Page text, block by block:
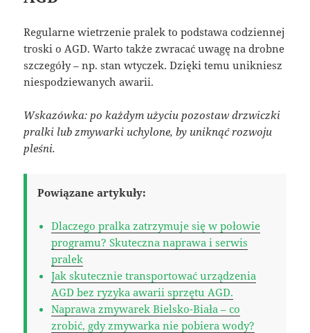
Regularne wietrzenie pralek to podstawa codziennej
troski o AGD. Warto także zwracać uwagę na drobne
szczegóły – np. stan wtyczek. Dzięki temu unikniesz
niespodziewanych awarii.
Wskazówka: po każdym użyciu pozostaw drzwiczki
pralki lub zmywarki uchylone, by uniknąć rozwoju
pleśni.
Powiązane artykuły:
Dlaczego pralka zatrzymuje się w połowie
programu? Skuteczna naprawa i serwis
pralek
Jak skutecznie transportować urządzenia
AGD bez ryzyka awarii sprzętu AGD.
Naprawa zmywarek Bielsko-Biała – co
zrobić, gdy zmywarka nie pobiera wody?